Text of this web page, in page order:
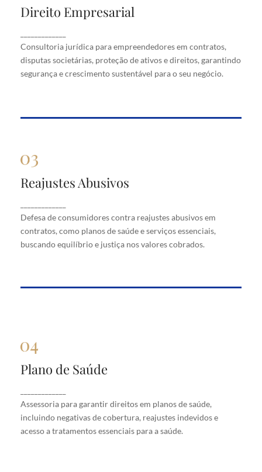
Direito Empresarial
Consultoria jurídica para empreendedores em contratos,
disputas societárias, proteção de ativos e direitos, garantindo
segurança e crescimento sustentável para o seu negócio.
Direito Empresarial
contratos, disputas societárias, proteção de ativos
e direitos, garantindo segurança e crescimento
sustentável para o seu negócio.
Reajustes Abusivos
Defesa de consumidores contra reajustes abusivos em
contratos, como planos de saúde e serviços essenciais,
buscando equilíbrio e justiça nos valores cobrados.
Reajustes Abusivos
em contratos, como planos de saúde e serviços
essenciais, buscando equilíbrio e justiça nos valores
cobrados.
Plano de Saúde
Assessoria para garantir direitos em planos de saúde,
incluindo negativas de cobertura, reajustes indevidos e
acesso a tratamentos essenciais para a saúde.
Plano de Saúde
saúde, incluindo negativas de cobertura, reajustes
indevidos e acesso a tratamentos essenciais para a
saúde.